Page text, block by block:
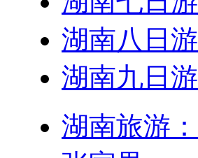
湖南八日游
湖南九日游
湖南旅游：